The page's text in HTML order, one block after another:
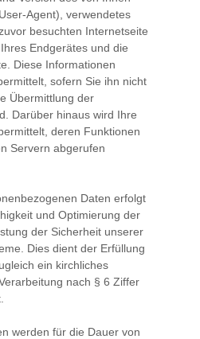
Agent), verwendetes
besuchten Internetseite
Endgerätes und die
Diese Informationen
sofern Sie ihn nicht
Übermittlung der
Darüber hinaus wird Ihre
deren Funktionen
Servern abgerufen
Daten erfolgt
und Optimierung der
der Sicherheit unserer
Dies dient der Erfüllung
ein kirchliches
nach § 6 Ziffer
werden für die Dauer von